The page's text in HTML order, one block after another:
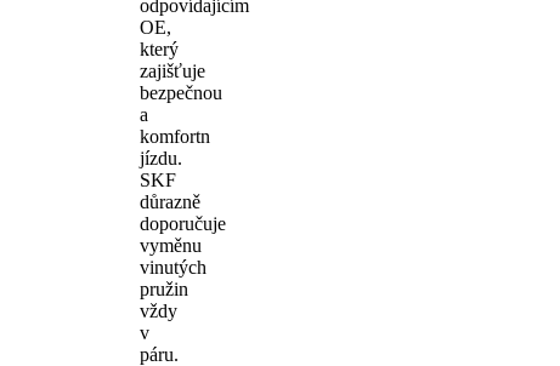
odpovídajícím
OE,
který
zajišťuje
bezpečnou
a
komfortn
jízdu.
SKF
důrazně
doporučuje
vyměnu
vinutých
pružin
vždy
v
páru.